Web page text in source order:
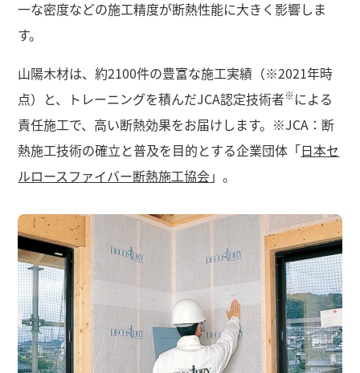
一な密度などの施工精度が断熱性能に大きく影響しま
す。
山陽木材は、約2100件の豊富な施工実績（※2021年時
点）と、トレーニングを積んだJCA認定技術者※による
責任施工で、高い断熱効果をお届けします。※JCA：断
熱施工技術の確立と普及を目的とする企業団体「日本セ
ルロースファイバー断熱施工協会」。